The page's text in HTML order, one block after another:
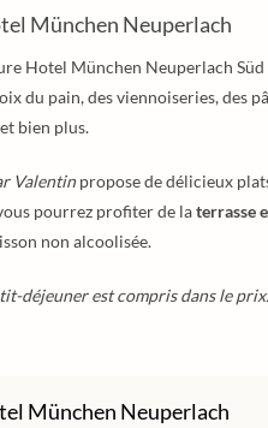
München Neuperlach
Hotel München Neuperlach Süd
du pain, des viennoiseries, des
bien plus.
Valentinpropose de délicieux
pourrez profiter de laterrasse
non alcoolisée.
déjeuner est compris dans le prix.
München Neuperlach